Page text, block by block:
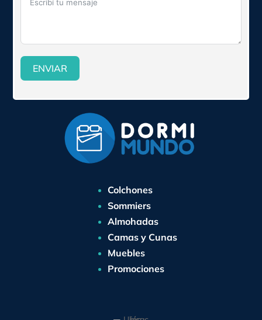
Colchones
Sommiers
Almohadas
Camas y Cunas
Muebles
Promociones
ENVIAR